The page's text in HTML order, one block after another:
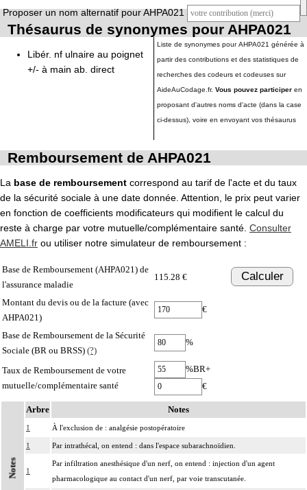
Proposer un nom alternatif pour AHPA021
Thésaurus de synonymes pour AHPA021
Libér. nf ulnaire au poignet
+/- à main ab. direct
Liste de synonymes pour AHPA021 générée à
partir des contributions et des statistiques de
recherches des codeurs et codeuses sur
AideAuCodage.fr. Vous pouvez participer en
proposant d'autres noms d'acte (dans la case
ci-dessus), voire en envoyant vos thésaurus
Remboursement de AHPA021
La base de remboursement correspond au tarif de l'acte et du taux
de la sécurité sociale à une date donnée. Attention, le prix peut varier
en fonction de coefficients modificateurs qui modifient le calcul du
reste à charge par votre mutuelle/complémentaire santé. Consulter
AMELI.fr ou utiliser notre simulateur de remboursement :
Base de Remboursement (AHPA021) de
l'assurance maladie
115.28 € Calculer
Montant du devis ou de la facture (avec
AHPA021)
€
Base de Remboursement de la Sécurité
Sociale (BR ou BRSS) (?)
%
Taux de Remboursement de votre
mutuelle/complémentaire santé
%BR+
€
Notes
Arbre Notes
1 À l'exclusion de : analgésie postopératoire
1 Par intrathécal, on entend : dans l'espace subarachnoïdien.
1
Par infiltration anesthésique d'un nerf, on entend : injection d'un agent
pharmacologique au contact d'un nerf, par voie transcutanée.